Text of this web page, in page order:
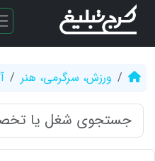
ورزش، سرگرمی، هنر